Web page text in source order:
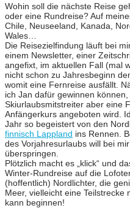
Wohin soll die nächste Reise
oder eine Rundreise? Auf
Chile, Neuseeland, Kanada,
Wales…
Die Reisezielfindung läuft bei
einem Newsletter, einer
angefixt, im aktuellen Fall (mal
nicht schon zu Jahresbeginn
womit eine Fernreise ausfällt.
ich Jan dafür gewinnen
Skiurlaubsmitstreiter aber eine
Anfängerkurs angeboten wird.
Jahr so begeistert von den
finnisch Lappland ins Rennen.
des Vorjahresurlaubs will bei
überspringen.
Plötzlich macht es „klick“ und
Winter-Rundreise auf die
(hoffentlich) Nordlichter, die
Meer, vielleicht eine
kann beginnen!